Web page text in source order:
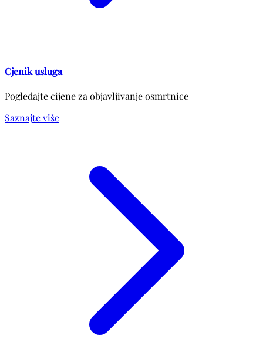
Cjenik usluga
Pogledajte cijene za objavljivanje osmrtnice
Saznajte više